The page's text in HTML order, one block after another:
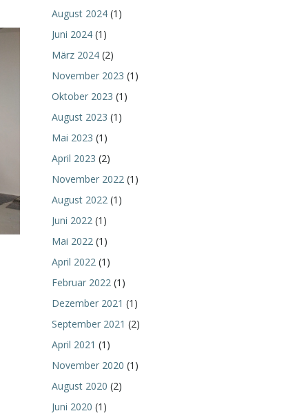
August 2024 (1)
Juni 2024 (1)
März 2024 (2)
November 2023 (1)
Oktober 2023 (1)
August 2023 (1)
Mai 2023 (1)
April 2023 (2)
November 2022 (1)
August 2022 (1)
Juni 2022 (1)
Mai 2022 (1)
April 2022 (1)
Februar 2022 (1)
Dezember 2021 (1)
September 2021 (2)
April 2021 (1)
November 2020 (1)
August 2020 (2)
Juni 2020 (1)